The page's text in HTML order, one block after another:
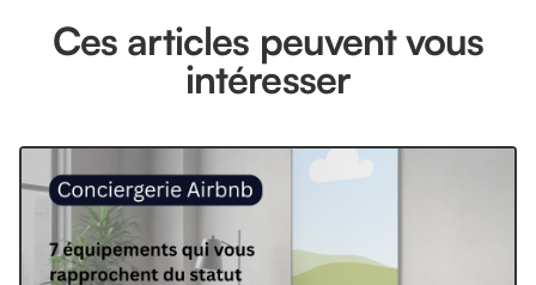
Ces articles peuvent vous
intéresser